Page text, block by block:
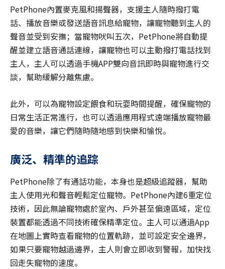
PetPhone內置麥克風和揚聲器，支援主人隨時撥打電
話、播放音樂或發送語音訊息給寵物，讓寵物聽到主人的
聲音並受到安撫；當寵物吠叫五次，PetPhone將自動提
醒並建立語音通話連線，讓寵物也可以主動撥打電話找到
主人，主人可以透過手機APP雙向音訊即時與寵物進行交
談，幫助緩解分離焦慮。
此外，可以為寵物設定餵食和玩耍時間提醒，確保寵物的
日常生活正常進行，也可以透過應用程式遠端播放寵物最
愛的音樂，讓它們隨時隨地感到快樂和愉悅。
廣泛、精準的追踪
PetPhone除了有通話功能，本身也是超級追蹤器，幫助
主人使用光和聲音輕鬆定位寵物。PetPhone內建6重定位
技術，因此無論寵物處於室內、戶外甚至偏遠區域，定位
裝置都能透過不同技術確保精準定位。主人可以通過App
在地圖上實時查看寵物的位置軌跡，並可設定安全邊界，
如果只要寵物越過邊界，主人則會立即收到警報，加快找
回走失寵物的速度。